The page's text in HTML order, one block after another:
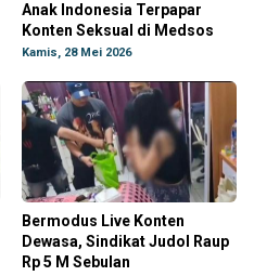
Anak Indonesia Terpapar
Konten Seksual di Medsos
Kamis, 28 Mei 2026
Bermodus Live Konten
Dewasa, Sindikat Judol Raup
Rp 5 M Sebulan